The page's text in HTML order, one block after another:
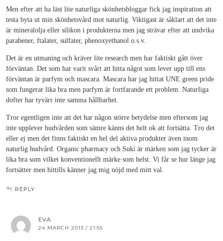
Men efter att ha läst lite naturliga skönhetsbloggar fick jag inspiration att
testa byta ut min skönhetsvård mot naturlig. Viktigast är såklart att det inte
är mineralolja eller silikon i produkterna men jag strävar efter att undvika
parabener, ftalater, sulfater, phenoxyethanol o.s.v.
Det är en utmaning och kräver lite research men har faktiskt gått över
förväntan. Det som har varit svårt att hitta något som lever upp till ens
förväntan är parfym och mascara. Mascara har jag hittat UNE green pride
som fungerar lika bra men parfym är fortfarande ett problem. Naturliga
dofter har tyvärr inte samma hållbarhet.
Tror egentligen inte att det har någon större betydelse men eftersom jag
inte upplever hudvården som sämre känns det helt ok att fortsätta. Tro det
eller ej men det finns faktiskt en hel del aktiva produkter även inom
naturlig hudvård. Organic pharmacy och Suki är märken som jag tycker är
lika bra som vilket konventionellt märke som helst. Vi får se hur länge jag
fortsätter men hittills känner jag mig nöjd med mitt val.
REPLY
EVA
24 MARCH 2013 / 21:55